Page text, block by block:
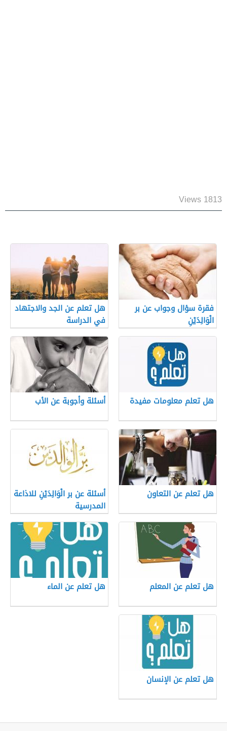
1813 Views
فقرة سؤال وجواب عن بر
الْوَالِدَيْنِ
هل تعلم عن الجد والاجتهاد
في الدراسة
هل تعلم معلومات مفيدة أسئلة وأجوبة عن الأب
هل تعلم عن التعاون
أسئلة عن بر الْوَالِدَيْنِ للاذاعة
المدرسية
هل تعلم عن المعلم هل تعلم عن الماء
هل تعلم عن الإنسان